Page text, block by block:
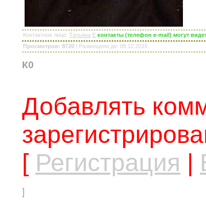
Контактное лицо: Татьяна E контакты (телефон e-mail) могут
Просмотров: 8720 | Размещено до: 08.12.2016
К0
Добавлять
[ Регистрация
]